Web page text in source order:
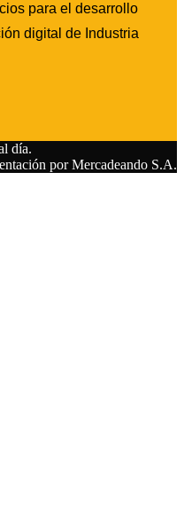
para el desarrollo
digital de Industria
día.
por Mercadeando S.A.